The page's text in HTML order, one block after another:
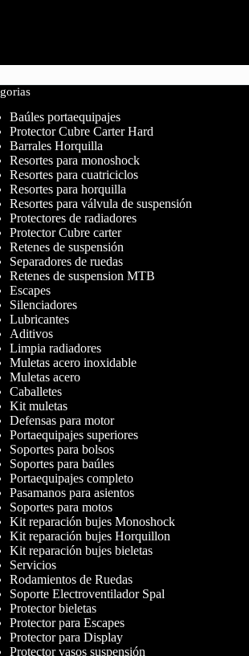
Baúles portaequipajes
Protector Cubre Carter Hard
Barrales Horquilla
Resortes para monoshock
Resortes para cuatriciclos
Resortes para horquilla
Resortes para válvula de suspensión
Protectores de radiadores
Protector Cubre carter
Retenes de suspensión
Separadores de ruedas
Retenes de suspension MTB
Escapes
Silenciadores
Lubricantes
Aditivos
Limpia radiadores
Muletas acero inoxidable
Muletas acero
Caballetes
Kit muletas
Defensas para motor
Portaequipajes superiores
Soportes para bolsos
Soportes para baúles
Portaequipajes completo
Pasamanos para asientos
Soportes para motos
Kit reparación bujes Monoshock
Kit reparación bujes Horquillon
Kit reparación bujes bieletas
Servicios
Rodamientos de Ruedas
Soporte Electroventilador Spal
Protector bieletas
Protector para Escapes
Protector para Display
Protector vasos suspensión